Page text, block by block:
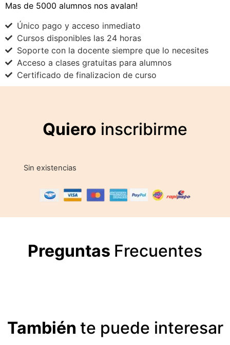
Mas de 5000 alumnos nos avalan!
Único pago y acceso inmediato
Cursos disponibles las 24 horas
Soporte con la docente siempre que lo necesites
Acceso a clases gratuitas para alumnos
Certificado de finalizacion de curso
Quiero inscribirme
Sin existencias
Preguntas Frecuentes
También te puede interesar